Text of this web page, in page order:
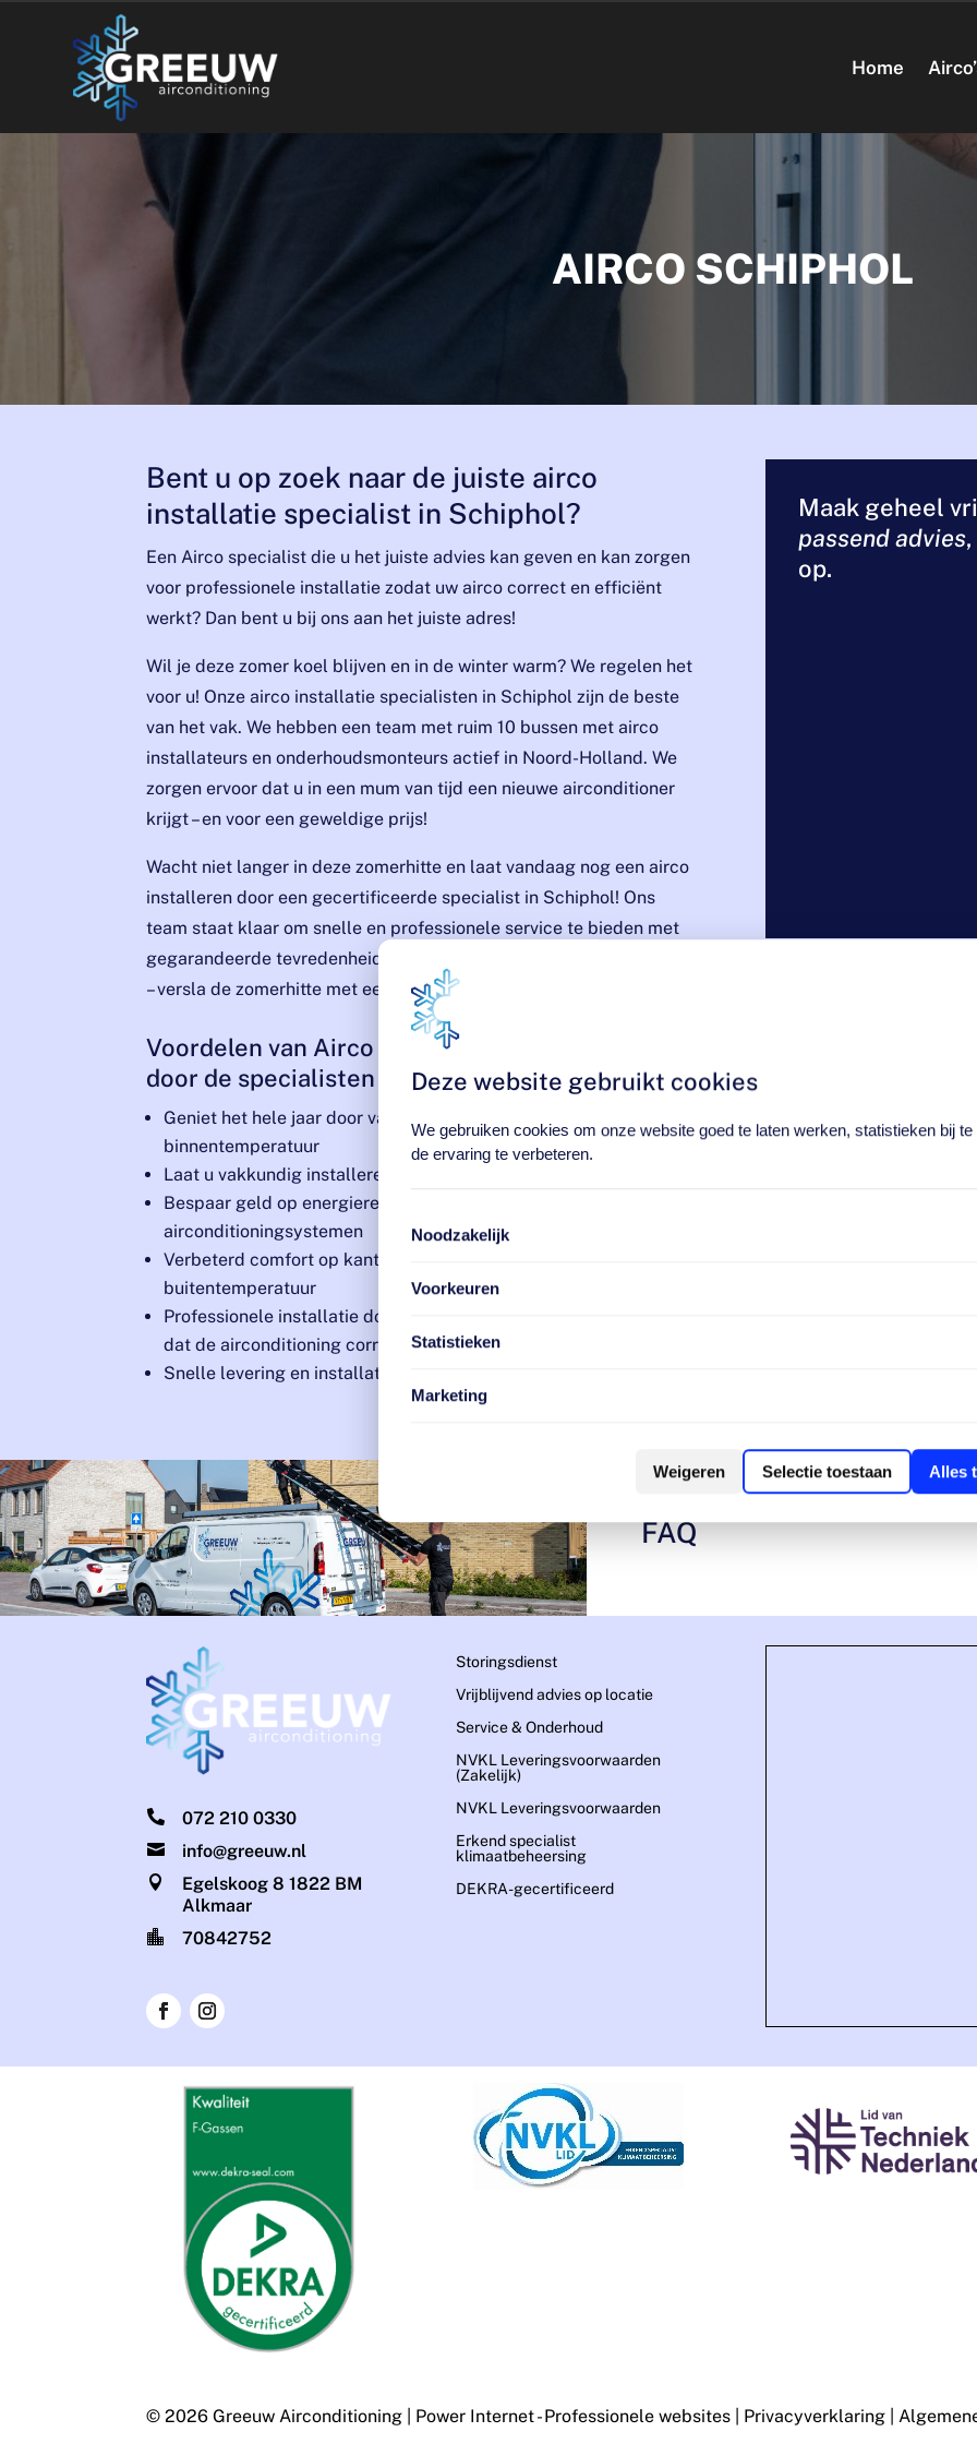
Home
AIRCO SCHIPHOL
Bent u op zoek naar de juiste airco
installatie specialist in Schiphol?
Een Airco specialist die u het juiste advies kan geven en kan zorgen
voor professionele installatie zodat uw airco correct en efficiënt
werkt? Dan bent u bij ons aan het juiste adres!
Wil je deze zomer koel blijven en in de winter warm? We regelen het
voor u! Onze airco installatie specialisten in Schiphol zijn de beste
van het vak. We hebben een team met ruim 10 bussen met airco
installateurs en onderhoudsmonteurs actief in Noord-Holland. We
zorgen ervoor dat u in een mum van tijd een nieuwe airconditioner
krijgt – en voor een geweldige prijs!
Wacht niet langer in deze zomerhitte en laat vandaag nog een airco
installeren door een gecertificeerde specialist in Schiphol! Ons
team staat klaar om snelle en professionele service te bieden met
gegarandeerde tevredenheid. Neem nu de controle over uw comfort
– versla de zomerhitte met een betrouwbaar airconditioningsysteem.
Voordelen van Airco in Schiphol geïnstalleerd
door de specialisten van Greeuw Airconditioning
Geniet het hele jaar door van een comfortabele
binnentemperatuur
Laat u vakkundig installeren en onderhouden door een specialist
Bespaar geld op energierekeningen met efficiënte
airconditioningsystemen
Verbeterd comfort op kantoor en thuis, ongeacht de
buitentemperatuur
Professionele installatie door een specialist om ervoor te zorgen
dat de airconditioning correct en efficiënt werkt
Snelle levering en installatie voor een scherp tarief
Maak geheel
passend advies
op.
FAQ
 072 210 0330
 info@greeuw.nl

Egelskoog 8 1822 BM
Alkmaar
 70842752
Storingsdienst
Vrijblijvend advies op locatie
Service & Onderhoud
NVKL Leveringsvoorwaarden
(Zakelijk)
NVKL Leveringsvoorwaarden
Erkend specialist
klimaatbeheersing
DEKRA-gecertificeerd
© 2026 Greeuw Airconditioning Power Internet - Professionele websites Privacyverklaring |
Deze website gebruikt cookies
We gebruiken cookies om onze website goed te laten werken, statistieken bij te
de ervaring te verbeteren.
Noodzakelijk
Voorkeuren
Statistieken
Marketing
Weigeren Selectie toestaan Alles